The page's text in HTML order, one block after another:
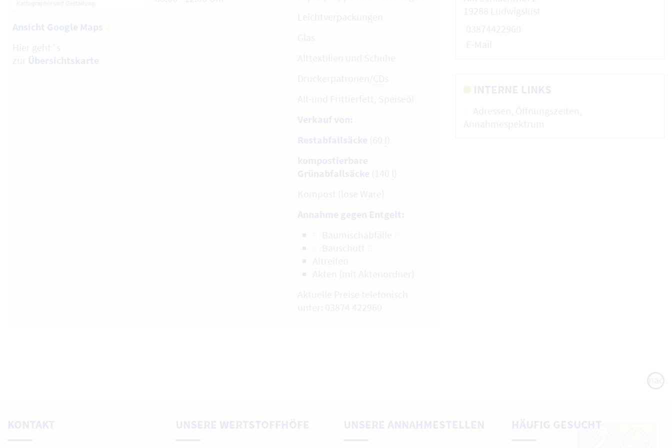
Ansicht Google Maps
Hier geht´s
zur Übersichtskarte
Leichtverpackungen
Glas
Alttextilien und Schuhe
Druckerpatronen/ CDs
Alt-und Frittierfett, Speiseöl
Verkauf von:
Restabfallsäcke (60 l)
kompostierbare
Grünabfallsäcke (140 l)
Kompost (lose Ware)
Annahme gegen Entgelt:
Baumischabfälle
Bauschutt
Altreifen
Akten (mit Aktenordner)
Aktuelle Preise telefonisch
unter: 03874 422960
19288 Ludwigslust
03874422960
E-Mail
INTERNE LINKS
Adressen, Öffnungszeiten,
Annahmespektrum
nach
oben
KONTAKT UNSERE WERTSTOFFHÖFE UNSERE ANNAHMESTELLEN HÄUFIG GESUCHT